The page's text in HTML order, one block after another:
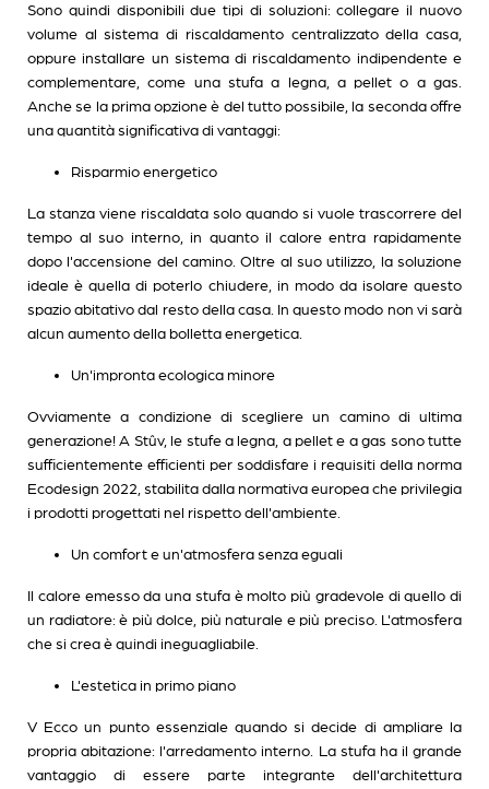
Sono quindi disponibili due tipi di soluzioni: collegare il nuovo
volume al sistema di riscaldamento centralizzato della casa,
oppure installare un sistema di riscaldamento indipendente e
complementare, come una stufa a legna, a pellet o a gas.
Anche se la prima opzione è del tutto possibile, la seconda offre
una quantità significativa di vantaggi:
Risparmio energetico
La stanza viene riscaldata solo quando si vuole trascorrere del
tempo al suo interno, in quanto il calore entra rapidamente
dopo l'accensione del camino. Oltre al suo utilizzo, la soluzione
ideale è quella di poterlo chiudere, in modo da isolare questo
spazio abitativo dal resto della casa. In questo modo non vi sarà
alcun aumento della bolletta energetica.
Un'impronta ecologica minore
Ovviamente a condizione di scegliere un camino di ultima
generazione! A Stûv, le stufe a legna, a pellet e a gas sono tutte
sufficientemente efficienti per soddisfare i requisiti della norma
Ecodesign 2022, stabilita dalla normativa europea che privilegia
i prodotti progettati nel rispetto dell'ambiente.
Un comfort e un'atmosfera senza eguali
Il calore emesso da una stufa è molto più gradevole di quello di
un radiatore: è più dolce, più naturale e più preciso. L'atmosfera
che si crea è quindi ineguagliabile.
L'estetica in primo piano
V Ecco un punto essenziale quando si decide di ampliare la
propria abitazione: l'arredamento interno. La stufa ha il grande
vantaggio di essere parte integrante dell'architettura